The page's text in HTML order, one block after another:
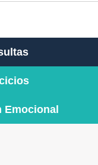
Emocional